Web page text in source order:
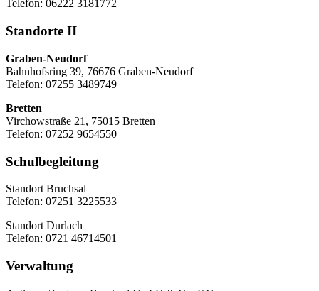
Telefon: 06222 3181772
Standorte II
Graben-Neudorf
Bahnhofsring 39, 76676 Graben-Neudorf
Telefon: 07255 3489749
Bretten
Virchowstraße 21, 75015 Bretten
Telefon: 07252 9654550
Schulbegleitung
Standort Bruchsal
Telefon: 07251 3225533
Standort Durlach
Telefon: 0721 46714501
Verwaltung